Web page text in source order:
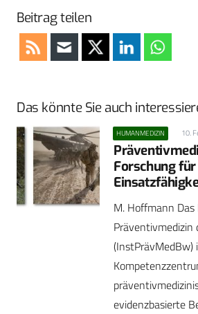
Beitrag teilen
Das könnte Sie auch
HUMANMEDIZIN 10.
Forschung
M. Hoffmann
Präventivmedizin
(InstPrävMedBw)
evidenzbasierte